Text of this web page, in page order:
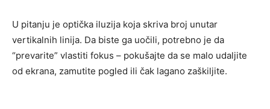
U pitanju je optička iluzija koja skriva broj unutar
vertikalnih linija. Da biste ga uočili, potrebno je da
“prevarite” vlastiti fokus – pokušajte da se malo udaljite
od ekrana, zamutite pogled ili čak lagano zaškiljite.